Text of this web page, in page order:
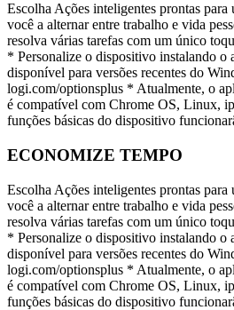
Escolha Ações inteligentes prontas para
você a alternar entre trabalho e vida
resolva várias tarefas com um único
* Personalize o dispositivo instalando
disponível para versões recentes do
logi.com/optionsplus * Atualmente, o
é compatível com Chrome OS, Linux,
funções básicas do dispositivo
ECONOMIZE TEMPO
Escolha Ações inteligentes prontas para
você a alternar entre trabalho e vida
resolva várias tarefas com um único
* Personalize o dispositivo instalando
disponível para versões recentes do
logi.com/optionsplus * Atualmente, o
é compatível com Chrome OS, Linux,
funções básicas do dispositivo